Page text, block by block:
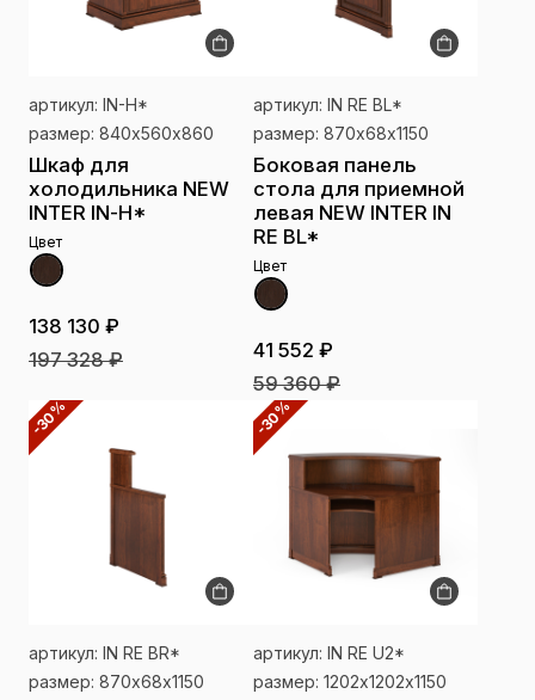
артикул: IN-H*
размер: 840х560х860
Шкаф для
холодильника NEW
INTER IN-H*
Цвет
138 130 ₽
197 328 ₽
артикул: IN RE BL*
размер: 870х68х1150
Боковая панель
стола для приемной
левая NEW INTER IN
RE BL*
Цвет
41 552 ₽
59 360 ₽
-30%
артикул: IN RE BR*
размер: 870х68х1150
-30%
артикул: IN RE U2*
размер: 1202х1202х1150